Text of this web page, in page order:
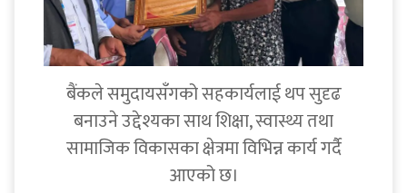
बैंकले समुदायसँगको सहकार्यलाई थप सुदृढ
बनाउने उद्देश्यका साथ शिक्षा, स्वास्थ्य तथा
सामाजिक विकासका क्षेत्रमा विभिन्न कार्य गर्दै
आएको छ।